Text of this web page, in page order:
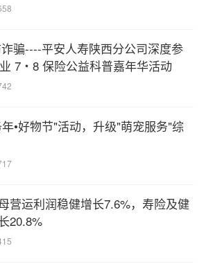
、银行网点，覆盖全国城市达330
安口袋银行、平安好车主、平安
达用户。主要产品渗透率持续提
别达到46.4%、30.9%，保持稳
险及健康险业务新业务价值达成
增39.8%。业务品质稳步改善。
骗----平安人寿陕西分公司深度参
7・8 保险公益科普嘉年华活动
•好物节"活动，升级"萌宠服务"综
营运利润稳健增长7.6%，寿险及健
20.8%